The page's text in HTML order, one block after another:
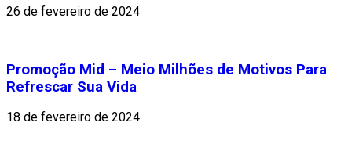
26 de fevereiro de 2024
Promoção Mid – Meio Milhões de Motivos Para
Refrescar Sua Vida
18 de fevereiro de 2024